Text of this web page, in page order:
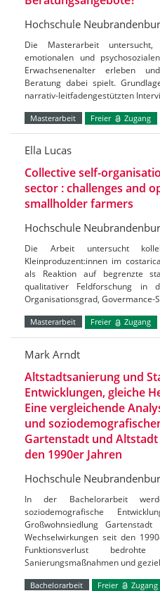
Hochschule
Die Masterarbeit
emotionalen und
Erwachsenenalter erleben
Beratung dabei spielt.
narrativ-leitfadengestützten
Masterarbeit Freier Zugang
Ella Lucas
Collective self-
sector : challenges and
smallholder farmers
Hochschule
Die Arbeit untersucht
Kleinproduzent:innen im
als Reaktion auf begrenzte
qualitativer Feldforschung in
Organisationsgrad,
Masterarbeit Freier Zugang
Mark Arndt
Altstadtsanierung und
Entwicklungen, gleiche
Eine vergleichende
und
Gartenstadt und
den 1990er Jahren
Hochschule
In der Bachelorarbeit
soziodemografische
Großwohnsiedlung
Wechselwirkungen seit den
Funktionsverlust
Sanierungsmaßnahmen und
Bachelorarbeit Freier Zugang